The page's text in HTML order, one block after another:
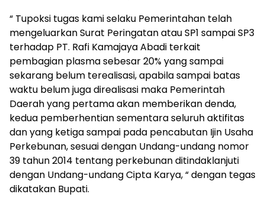
“ Tupoksi tugas kami selaku Pemerintahan telah
mengeluarkan Surat Peringatan atau SP1 sampai SP3
terhadap PT. Rafi Kamajaya Abadi terkait
pembagian plasma sebesar 20% yang sampai
sekarang belum terealisasi, apabila sampai batas
waktu belum juga direalisasi maka Pemerintah
Daerah yang pertama akan memberikan denda,
kedua pemberhentian sementara seluruh aktifitas
dan yang ketiga sampai pada pencabutan Ijin Usaha
Perkebunan, sesuai dengan Undang-undang nomor
39 tahun 2014 tentang perkebunan ditindaklanjuti
dengan Undang-undang Cipta Karya, “ dengan tegas
dikatakan Bupati.